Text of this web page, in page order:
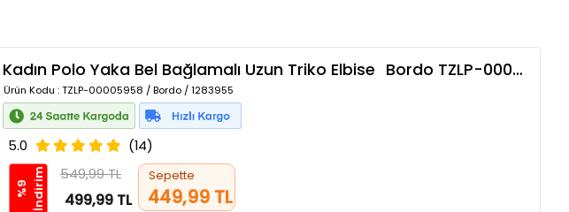
Kadın Polo Yaka Bel Bağlamalı Uzun Triko Elbise Bordo TZLP-00005958
Ürün Kodu : TZLP-00005958 / Bordo / 1283955
5.0 (14)
%
9
İ
n
d
i
r
i m 549,99 TL
499,99 TL
Sepette
449,99 TL